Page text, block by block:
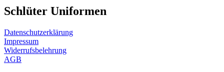
Schlüter Uniformen
Datenschutzerklärung
Impressum
Widerrufsbelehrung
AGB